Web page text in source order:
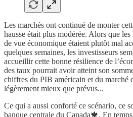
Les marchés ont continué de monter
hausse était plus modérée. Alors que
de vue économique étaient plutôt mal
quelques semaines, les investisseurs
accueillir cette bonne résilience de
des taux pourrait avoir atteint son
chiffres du PIB américain et du marché
légèrement mieux que prévus...
Ce qui a aussi conforté ce scénario, ce
banque centrale du Canada🍁. En